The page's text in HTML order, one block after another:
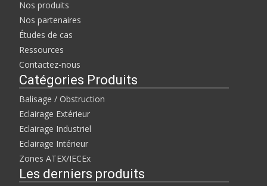
e
d
a
n
s
u
n
e
n
o
u
v
e
l
l
e
f
e
n
t
e
r
e
d
a
n
s
e
n
o
u
v
e
l
l
e
f
e
n
ê
t
r
e
)
Nos produits
Nos partenaires
Études de cas
Ressources
Contactez-nous
Catégories Produits
Balisage / Obstruction
Eclairage Extérieur
Eclairage Industriel
Eclairage Intérieur
Zones ATEX/IECEx
Les derniers produits